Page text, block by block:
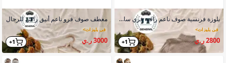
بلوزة فرنسية صوف ناعم راقية فري سايز للنساء
في بلوزات>
2800 ر.ي 1+
معطف صوف فرو ناعم أنيق راقي للرجال
في بلوزات>
3000 ر.ي 1+